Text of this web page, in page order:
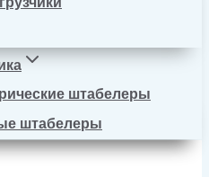
штабелеры
штабелеры